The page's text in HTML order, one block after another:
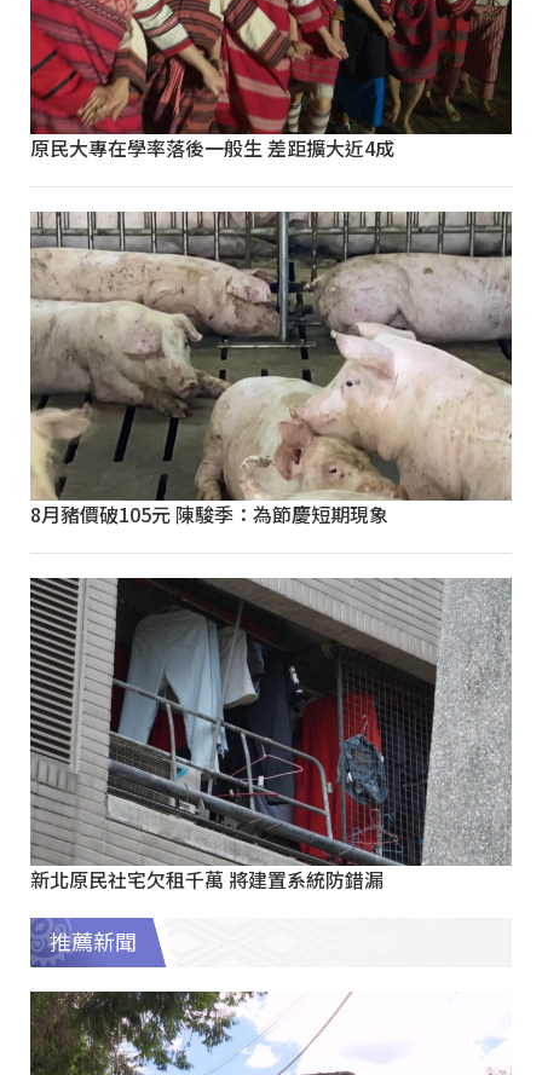
原民大專在學率落後一般生 差距擴大近4成
8月豬價破105元 陳駿季：為節慶短期現象
新北原民社宅欠租千萬 將建置系統防錯漏
推薦新聞